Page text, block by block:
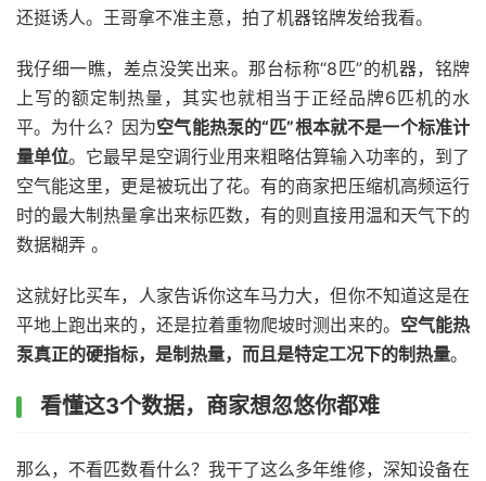
还挺诱人。王哥拿不准主意，拍了机器铭牌发给我看。
我仔细一瞧，差点没笑出来。那台标称“8匹”的机器，铭牌
上写的额定制热量，其实也就相当于正经品牌6匹机的水
平。为什么？因为空气能热泵的“匹”根本就不是一个标准计
量单位。它最早是空调行业用来粗略估算输入功率的，到了
空气能这里，更是被玩出了花。有的商家把压缩机高频运行
时的最大制热量拿出来标匹数，有的则直接用温和天气下的
数据糊弄 。
这就好比买车，人家告诉你这车马力大，但你不知道这是在
平地上跑出来的，还是拉着重物爬坡时测出来的。 空气能热
泵真正的硬指标，是制热量，而且是特定工况下的制热量。
看懂这3个数据，商家想忽悠你都难
那么，不看匹数看什么？我干了这么多年维修，深知设备在